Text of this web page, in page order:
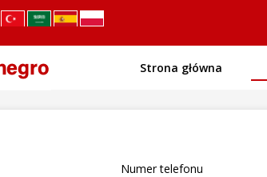
Strona główna
Numer telefonu